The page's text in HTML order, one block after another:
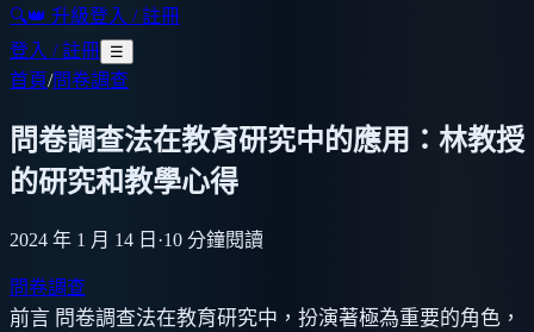
🔍👑 升級登入 / 註冊
登入 / 註冊 ☰
首頁/問卷調查
問卷調查法在教育研究中的應用：林教授
的研究和教學心得
2024 年 1 月 14 日 ·10 分鐘閱讀
問卷調查
前言 問卷調查法在教育研究中，扮演著極為重要的角色，